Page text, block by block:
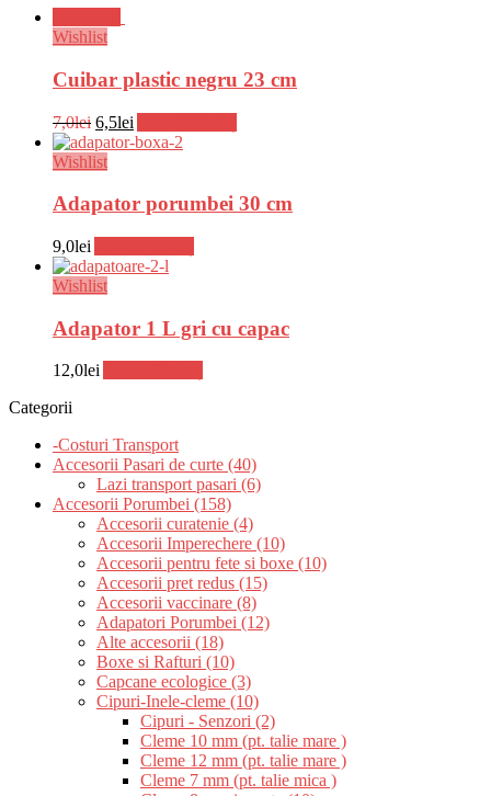
Wishlist
Cuibar plastic negru 23 cm
7,0lei Prețul
inițial
a
7,0lei.
6,5lei
curent
Wishlist
Adapator porumbei 30 cm
9,0lei
Wishlist
Adapator 1 L gri cu capac
12,0lei
Categorii
-Costuri Transport
Accesorii Pasari de curte (40)
Lazi transport pasari (6)
Accesorii Porumbei (158)
Accesorii curatenie (4)
Accesorii Imperechere (10)
Accesorii pentru fete si boxe (10)
Accesorii pret redus (15)
Accesorii vaccinare (8)
Adapatori Porumbei (12)
Alte accesorii (18)
Boxe si Rafturi (10)
Capcane ecologice (3)
Cipuri-Inele-cleme (10)
Cipuri - Senzori (2)
Cleme 10 mm (pt. talie mare )
Cleme 12 mm (pt. talie mare )
Cleme 7 mm (pt. talie mica )